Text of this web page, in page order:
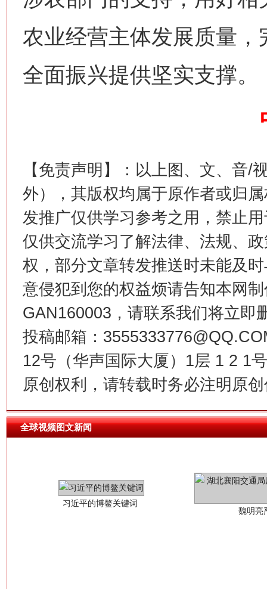
农业经营主体发展质量
全面振兴提供坚实支撑。
【免责声明】：以上图、文、音/
外），其版权均属于原作者或归
发推广仅供学习参考之用，禁止
仅供交流学习了解法律、法规、
权，部分文章转发推送时未能及
意侵犯到您的权益烦请告知本网
GAN160003，请联系我们将立即
投稿邮箱：
12号（华声国际大厦）1层 1 2 1
原创权利，请转载时务必注明原
全球视频图文新闻
谢
今
习近平的博鳌关键词
魏明亮